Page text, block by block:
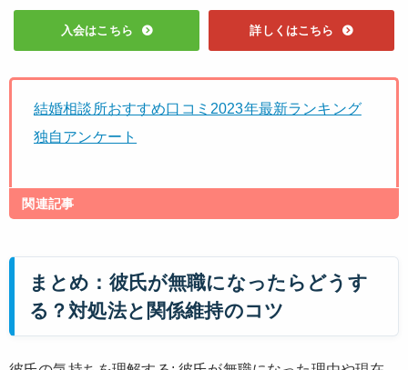
入会はこちら 詳しくはこちら
関連記事
結婚相談所おすすめ口コミ2023年最新ランキング
独自アンケート
まとめ：彼氏が無職になったらどうす
る？対処法と関係維持のコツ